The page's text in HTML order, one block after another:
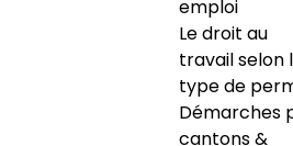
emploi
Le droit au
travail selon
type de
Démarches
cantons &